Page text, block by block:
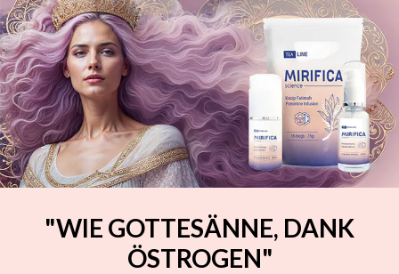
"WIE GOTTESÄNNE, DANK
ÖSTROGEN"